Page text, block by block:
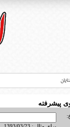
پیشرفته